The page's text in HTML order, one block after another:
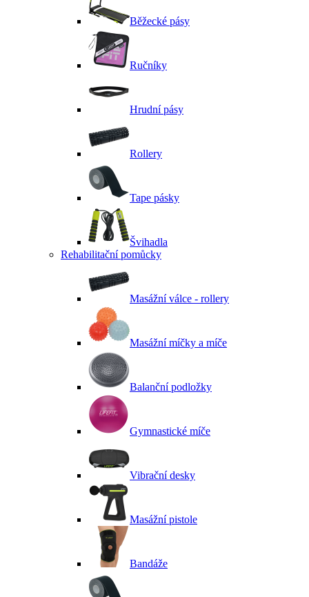
Běžecké pásy
Ručníky
Hrudní pásy
Rollery
Tape pásky
Švihadla
Rehabilitační pomůcky
Masážní válce - rollery
Masážní míčky a míče
Balanční podložky
Gymnastické míče
Vibrační desky
Masážní pistole
Bandáže